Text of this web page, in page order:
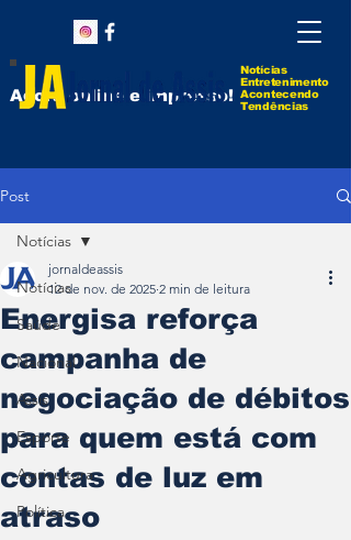
Notícias
Entretenimento
Acontecendo
Tendências
Agora online e impresso!
Post
Notícias
Saúde
Nacional
Assis
Esporte
Agricultura
Política
Notícias
Energisa reforça
campanha de
negociação de débitos
para quem está com
contas de luz em
atraso
jornaldeassis
12 de nov. de 2025 2 min de leitura